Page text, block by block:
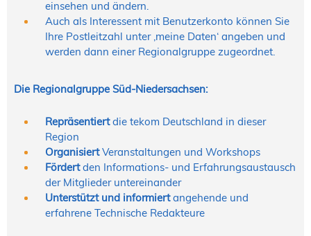
Mitglied werden
Expertenrat
Publikationen
Stellengesuche
Regionalgruppen
Downloadbereich
einsehen und ändern.
Auch als Interessent mit Benutzerkonto können Sie
Ihre Postleitzahl unter ‚meine Daten‘ angeben und
werden dann einer Regionalgruppe zugeordnet.
Die Regionalgruppe Süd-Niedersachsen:
Repräsentiertdie tekom Deutschland in dieser
Region
OrganisiertVeranstaltungen und Workshops
Fördertden Informations- und Erfahrungsaustausch
der Mitglieder untereinander
Unterstützt und informiertangehende und
erfahrene Technische Redakteure